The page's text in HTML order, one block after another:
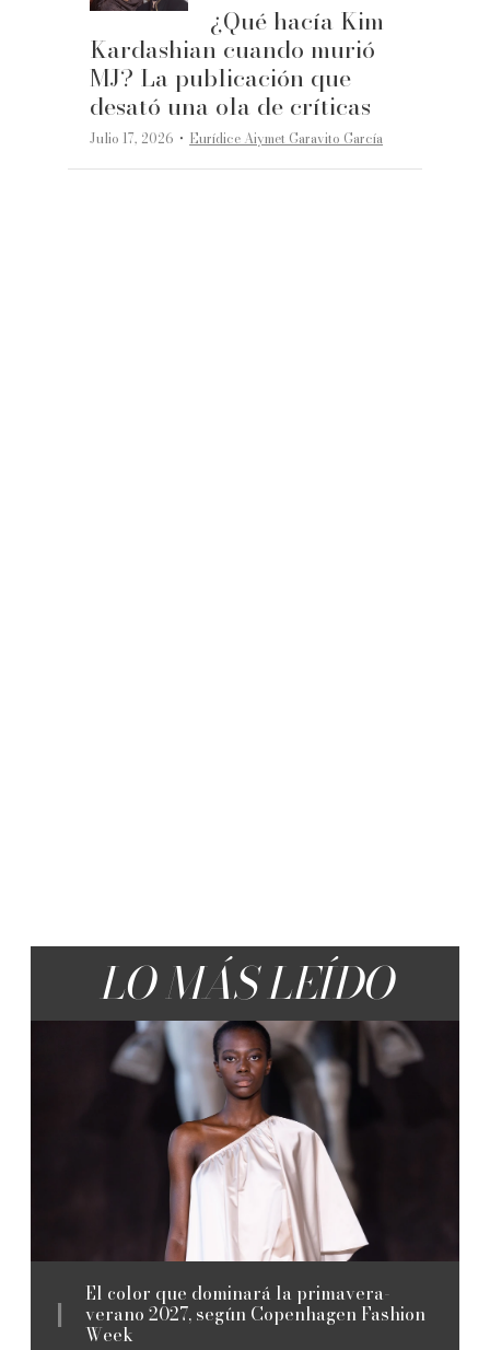
¿Qué hacía Kim
Kardashian cuando murió
MJ? La publicación que
desató una ola de críticas
Julio 17, 2026 ·Eurídice Aiymet Garavito García
LO MÁS LEÍDO
El color que dominará la primavera-
verano 2027, según Copenhagen Fashion
Week